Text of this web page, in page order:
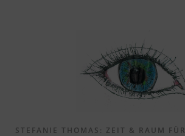
STEFANIE THOMAS: ZEIT & RAUM